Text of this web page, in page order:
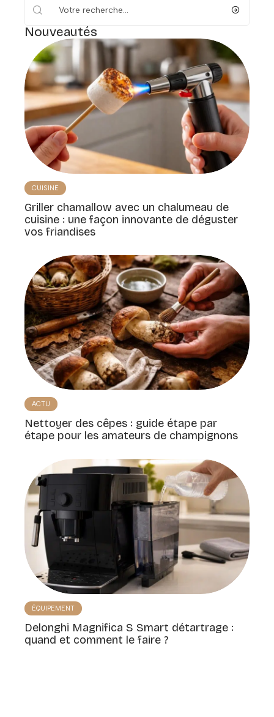
Nouveautés
CUISINE
Griller chamallow avec un chalumeau de
cuisine : une façon innovante de déguster
vos friandises
ACTU
Nettoyer des cêpes : guide étape par
étape pour les amateurs de champignons
ÉQUIPEMENT
Delonghi Magnifica S Smart détartrage :
quand et comment le faire ?